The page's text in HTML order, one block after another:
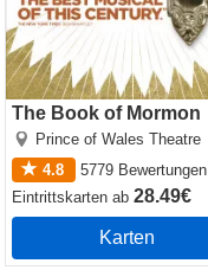
The Book of Mormon
Prince of Wales Theatre
4.8
5779 Bewertungen
Eintrittskartenab28.49€
Karten